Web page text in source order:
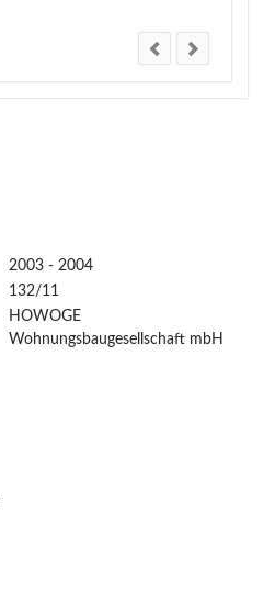
2003 - 2004
132/11
HOWOGE
Wohnungsbaugesellschaft mbH